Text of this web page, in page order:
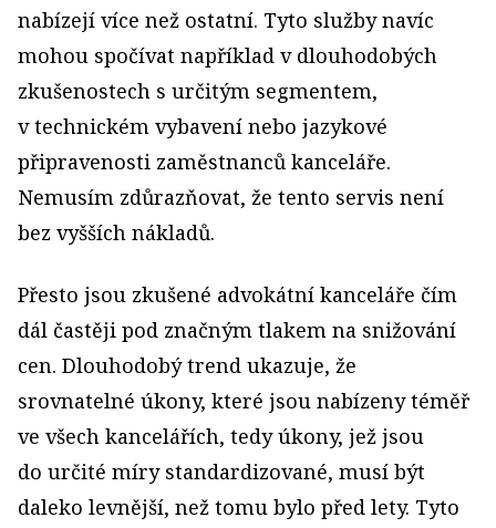
nabízejí více než ostatní. Tyto služby navíc
mohou spočívat například v dlouhodobých
zkušenostech s určitým segmentem,
v technickém vybavení nebo jazykové
připravenosti zaměstnanců kanceláře.
Nemusím zdůrazňovat, že tento servis není
bez vyšších nákladů.
Přesto jsou zkušené advokátní kanceláře čím
dál častěji pod značným tlakem na snižování
cen. Dlouhodobý trend ukazuje, že
srovnatelné úkony, které jsou nabízeny téměř
ve všech kancelářích, tedy úkony, jež jsou
do určité míry standardizované, musí být
daleko levnější, než tomu bylo před lety. Tyto